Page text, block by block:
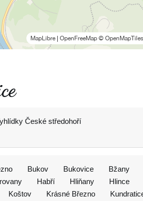
MapLibre OpenFreeMap © OpenMapTiles
České středohoří
Bukov Bukovice
Bžany
Habří Hliňany Hlince
Koštov Krásné Březno